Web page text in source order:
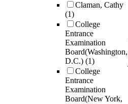
Claman, Cathy
(1)
College
Entrance
Examination
Board(Washington,
D.C.) (1)
College
Entrance
Examination
Board(New York,